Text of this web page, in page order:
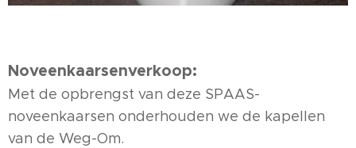
Noveenkaarsenverkoop:
Met de opbrengst van deze SPAAS-
noveenkaarsen onderhouden we de kapellen
van de Weg-Om.